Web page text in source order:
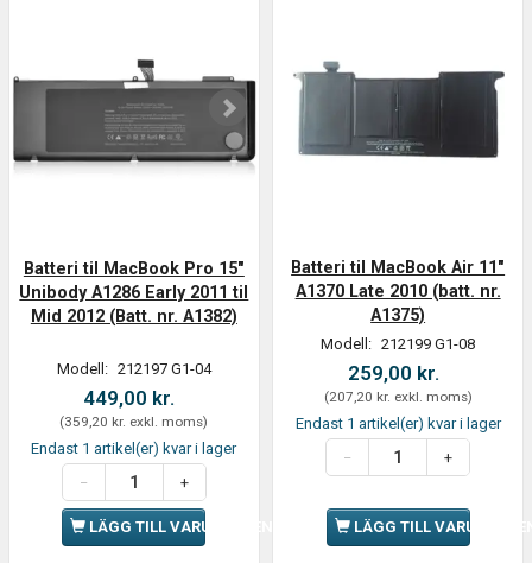
Batteri til MacBook Pro 15"
Unibody A1286 Early 2011 til
Mid 2012 (Batt. nr. A1382)
Modell: 212197 G1-04
449,00 kr.
(359,20 kr. exkl. moms)
Endast 1 artikel(er) kvar i lager
LÄGG TILL VARUKORGEN
Batteri til MacBook Air 11"
A1370 Late 2010 (batt. nr.
A1375)
Modell: 212199 G1-08
259,00 kr.
(207,20 kr. exkl. moms)
Endast 1 artikel(er) kvar i lager
LÄGG TILL